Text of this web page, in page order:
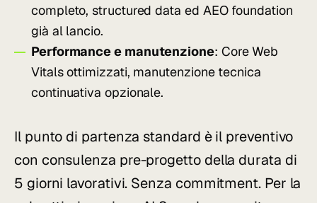
completo, structured data ed AEO foundation
già al lancio.
Performance e manutenzione: Core Web
Vitals ottimizzati, manutenzione tecnica
continuativa opzionale.
Il punto di partenza standard è il preventivo
con consulenza pre-progetto della durata di
5 giorni lavorativi. Senza commitment. Per la